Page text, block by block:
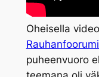
Oheisella
puheenvuoro